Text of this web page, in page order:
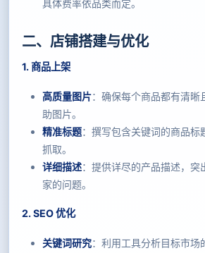
具体费率依品类而定。
二、店铺搭建与优化
1. 商品上架
高质量图片：确保每个商品都有清晰
助图片。
精准标题：撰写包含关键词的商品标
抓取。
详细描述：提供详尽的产品描述，突
家的问题。
2. SEO 优化
关键词研究：利用工具分析目标市场